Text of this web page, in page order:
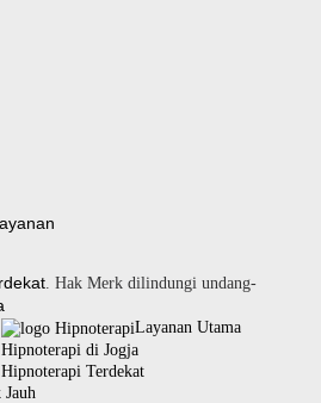
. Hak Merk dilindungi undang-
Layanan Utama
Hipnoterapi di Jogja
Hipnoterapi Terdekat